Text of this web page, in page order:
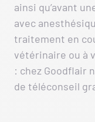
ainsi qu’avant
avec
traitement en
vétérinaire ou à
: chez Goodflair
de téléconseil